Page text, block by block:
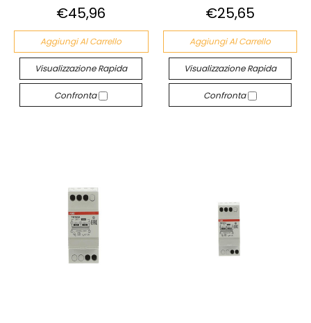
€45,96
Aggiungi Al Carrello
Visualizzazione Rapida
Confronta
€25,65
Aggiungi Al Carrello
Visualizzazione Rapida
Confronta